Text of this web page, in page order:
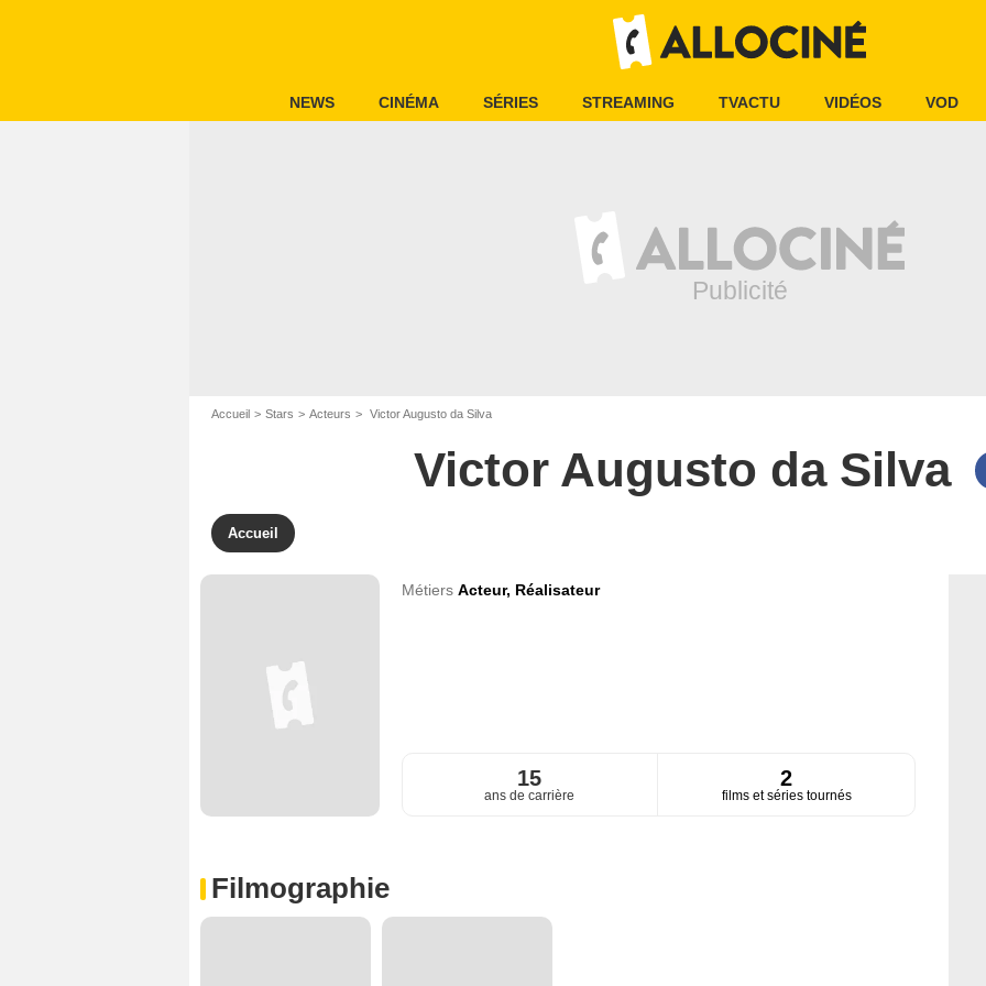
NEWS CINÉMA SÉRIES STREAMING TVACTU VIDÉOS VOD
Accueil Stars Acteurs Victor Augusto da Silva
Victor Augusto da Silva
Accueil
Métiers Acteur, Réalisateur
15
ans de carrière
2
films et séries tournés
Filmographie